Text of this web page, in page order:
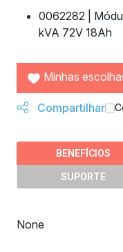
0062282 |
kVA 72V 18Ah
Minhas
Compartilhar
BENEFÍCIOS
SUPORTE
None